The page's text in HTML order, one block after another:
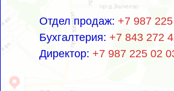
Отдел продаж: +7 987
Бухгалтерия: +7 843 272
Директор: +7 987 225 02